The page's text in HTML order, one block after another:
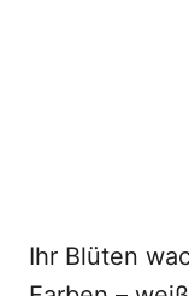
Ihr Blüten